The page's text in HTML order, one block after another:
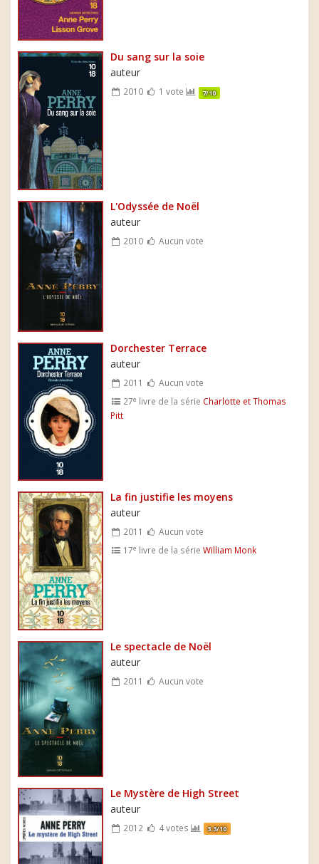
Du sang sur la soie
auteur
2010 1 vote 7/10
L'Odyssée de Noël
auteur
2010 Aucun vote
Dorchester Terrace
auteur
2011
Aucun vote
27e livre de la série Charlotte et Thomas
Pitt
La fin justifie les moyens
auteur
2011
Aucun vote
17e livre de la sérieWilliam Monk
Le spectacle de Noël
auteur
2011 Aucun vote
Le Mystère de High Street
auteur
2012 4 votes 3.3/10